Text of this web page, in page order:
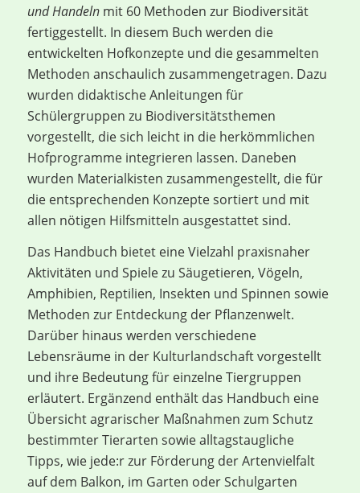
und Handeln mit 60 Methoden zur Biodiversität
fertiggestellt. In diesem Buch werden die
entwickelten Hofkonzepte und die gesammelten
Methoden anschaulich zusammengetragen. Dazu
wurden didaktische Anleitungen für
Schülergruppen zu Biodiversitätsthemen
vorgestellt, die sich leicht in die herkömmlichen
Hofprogramme integrieren lassen. Daneben
wurden Materialkisten zusammengestellt, die für
die entsprechenden Konzepte sortiert und mit
allen nötigen Hilfsmitteln ausgestattet sind.
Das Handbuch bietet eine Vielzahl praxisnaher
Aktivitäten und Spiele zu Säugetieren, Vögeln,
Amphibien, Reptilien, Insekten und Spinnen sowie
Methoden zur Entdeckung der Pflanzenwelt.
Darüber hinaus werden verschiedene
Lebensräume in der Kulturlandschaft vorgestellt
und ihre Bedeutung für einzelne Tiergruppen
erläutert. Ergänzend enthält das Handbuch eine
Übersicht agrarischer Maßnahmen zum Schutz
bestimmter Tierarten sowie alltagstaugliche
Tipps, wie jede:r zur Förderung der Artenvielfalt
auf dem Balkon, im Garten oder Schulgarten